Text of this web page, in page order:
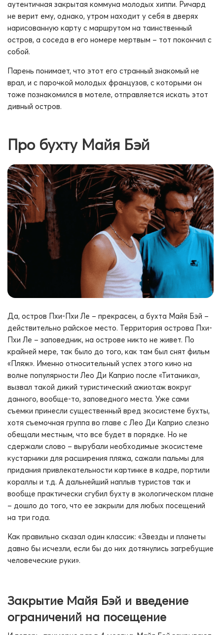
аутентичная закрытая коммуна молодых хиппи. Ричард
не верит ему, однако, утром находит у себя в дверях
нарисованную карту с маршрутом на таинственный
остров, а соседа в его номере мертвым – тот покончил с
собой.
Парень понимает, что этот его странный знакомый не
врал, и с парочкой молодых французов, с которыми он
тоже познакомился в мотеле, отправляется искать этот
дивный остров.
Про бухту Майя Бэй
Да, остров Пхи-Пхи Ле – прекрасен, а бухта Майя Бэй –
действительно райское место. Территория острова Пхи-
Пхи Ле – заповедник, на острове никто не живет. По
крайней мере, так было до того, как там был снят фильм
«Пляж». Именно относительный успех этого кино на
волне популярности Лео Ди Каприо после «Титаника»,
вызвал такой дикий туристический ажиотаж вокруг
данного, вообще-то, заповедного места. Уже сами
съемки принесли существенный вред экосистеме бухты,
хотя съемочная группа во главе с Лео Ди Каприо слезно
обещали местным, что все будет в порядке. Но не
сдержали слово – вырубали необходимые экосистеме
кустарники для расширения пляжа, сажали пальмы для
придания привлекательности картинке в кадре, портили
кораллы и т.д. А дальнейший наплыв туристов так и
вообще практически сгубил бухту в экологическом плане
– дошло до того, что ее закрыли для любых посещений
на три года.
Как правильно сказал один классик: «Звезды и планеты
давно бы исчезли, если бы до них дотянулись загребущие
человеческие руки».
Закрытие Майя Бэй и введение
ограничений на посещение